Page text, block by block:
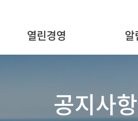
열린경영 알
공지사항